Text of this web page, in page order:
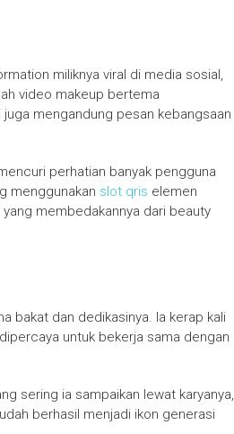
miliknya viral di media sosial,
video makeup bertema
mengandung pesan kebangsaan
perhatian banyak pengguna
menggunakan slot qris elemen
membedakannya dari beauty
bakat dan dedikasinya. Ia kerap kali
untuk bekerja sama dengan
sering ia sampaikan lewat karyanya,
berhasil menjadi ikon generasi